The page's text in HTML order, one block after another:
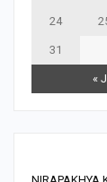
«
24
31